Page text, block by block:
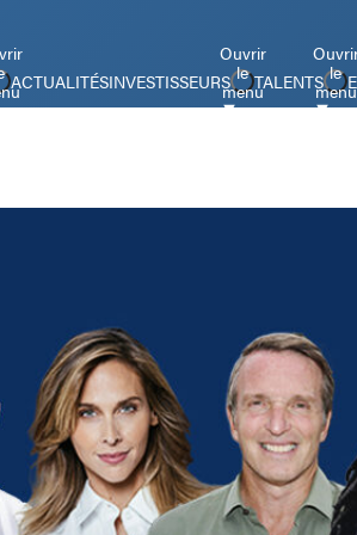
ACTUALITÉSINVESTISSEURS
Ouvrir
le
menuTALENTS le
menu